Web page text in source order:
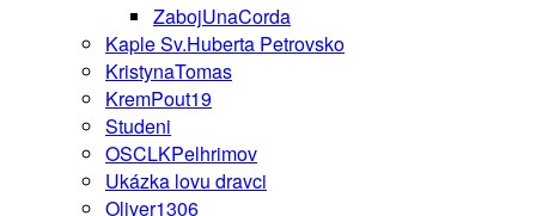
ZabojUnaCorda
Kaple Sv.Huberta Petrovsko
KristynaTomas
KremPout19
Studeni
OSCLKPelhrimov
Ukázka lovu dravci
Oliver1306